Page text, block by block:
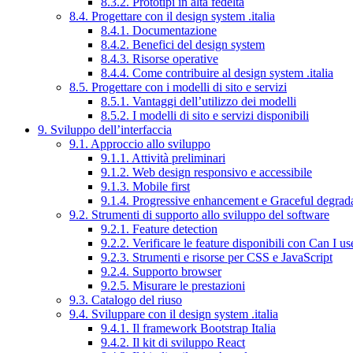
8.4. Progettare con il design system .italia
8.4.1. Documentazione
8.4.2. Benefici del design system
8.4.3. Risorse operative
8.4.4. Come contribuire al design system .italia
8.5. Progettare con i modelli di sito e servizi
8.5.1. Vantaggi dell’utilizzo dei modelli
8.5.2. I modelli di sito e servizi disponibili
9. Sviluppo dell’interfaccia
9.1. Approccio allo sviluppo
9.1.1. Attività preliminari
9.1.2. Web design responsivo e accessibile
9.1.3. Mobile first
9.1.4. Progressive enhancement e Graceful
9.2. Strumenti di supporto allo sviluppo del software
9.2.1. Feature detection
9.2.2. Verificare le feature disponibili con Can I
9.2.3. Strumenti e risorse per CSS e JavaScript
9.2.4. Supporto browser
9.2.5. Misurare le prestazioni
9.3. Catalogo del riuso
9.4. Sviluppare con il design system .italia
9.4.1. Il framework Bootstrap Italia
9.4.2. Il kit di sviluppo React